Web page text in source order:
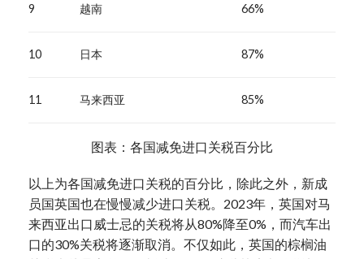
9 越南 66%
10 日本 87%
11 马来西亚 85%
图表：各国减免进口关税百分比
以上为各国减免进口关税的百分比，除此之外，新成
员国英国也在慢慢减少进口关税。2023年，英国对马
来西亚出口威士忌的关税将从80%降至0%，而汽车出
口的30%关税将逐渐取消。不仅如此，英国的棕榈油